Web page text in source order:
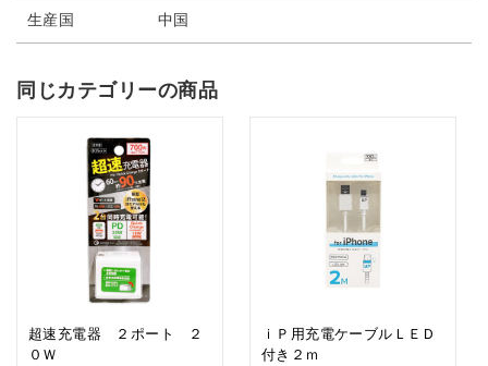
生産国 中国
同じカテゴリーの商品
超速充電器 ２ポート ２
０Ｗ
ｉＰ用充電ケーブルＬＥＤ
付き２ｍ